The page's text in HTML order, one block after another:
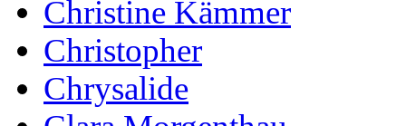
Christine Kämmer
Christopher
Chrysalide